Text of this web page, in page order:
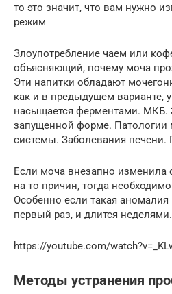
то это значит, что вам нужно
режим
Злоупотребление чаем или
объясняющий, почему моча
Эти напитки обладают
как и в предыдущем варианте,
насыщается ферментами. МКБ.
запущенной форме. Патологии
системы. Заболевания печени.
Если моча внезапно изменила
на то причин, тогда
Особенно если такая аномалия
первый раз, и длится неделями.
https://youtube.com/
Методы устранения